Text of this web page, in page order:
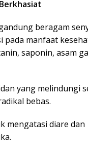
beragam
manfaat
saponin, asam
yang melindungi
bebas.
mengatasi diare dan